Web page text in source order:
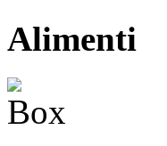
Alimenti